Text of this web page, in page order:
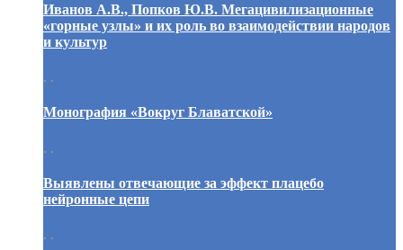
Иванов А.В., Попков Ю.В. Мегацивилизационные
«горные узлы» и их роль во взаимодействии народов
и культур
. .
Монография «Вокруг Блаватской»
. .
Выявлены отвечающие за эффект плацебо
нейронные цепи
. .